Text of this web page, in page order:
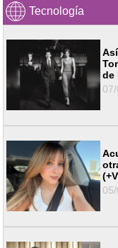
Tecnología
de